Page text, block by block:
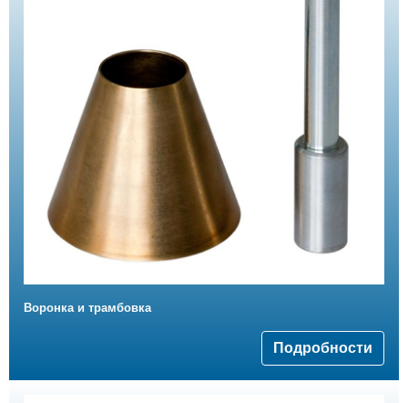
Bоронка и трамбовка
Подробности